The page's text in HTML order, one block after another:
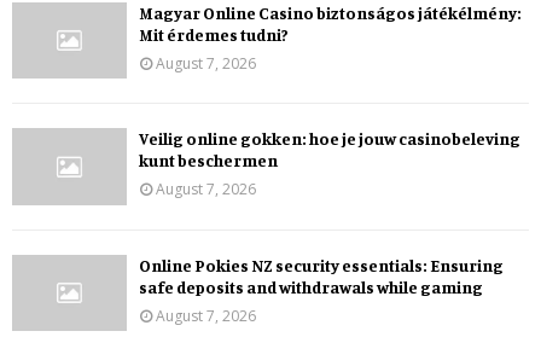
Magyar Online Casino biztonságos játékélmény:
Mit érdemes tudni?
August 7, 2026
Veilig online gokken: hoe je jouw casinobeleving
kunt beschermen
August 7, 2026
Online Pokies NZ security essentials: Ensuring
safe deposits and withdrawals while gaming
August 7, 2026